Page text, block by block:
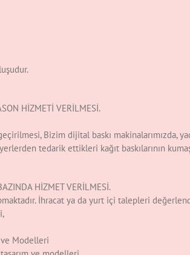
HİZMETİ VERİLMESİ.
geçirilmesi, Bizim dijital baskı
tedarik ettikleri kağıt baskılarının
HİZMET VERİLMESİ.
İhracat ya da yurt içi talepleri
Modelleri